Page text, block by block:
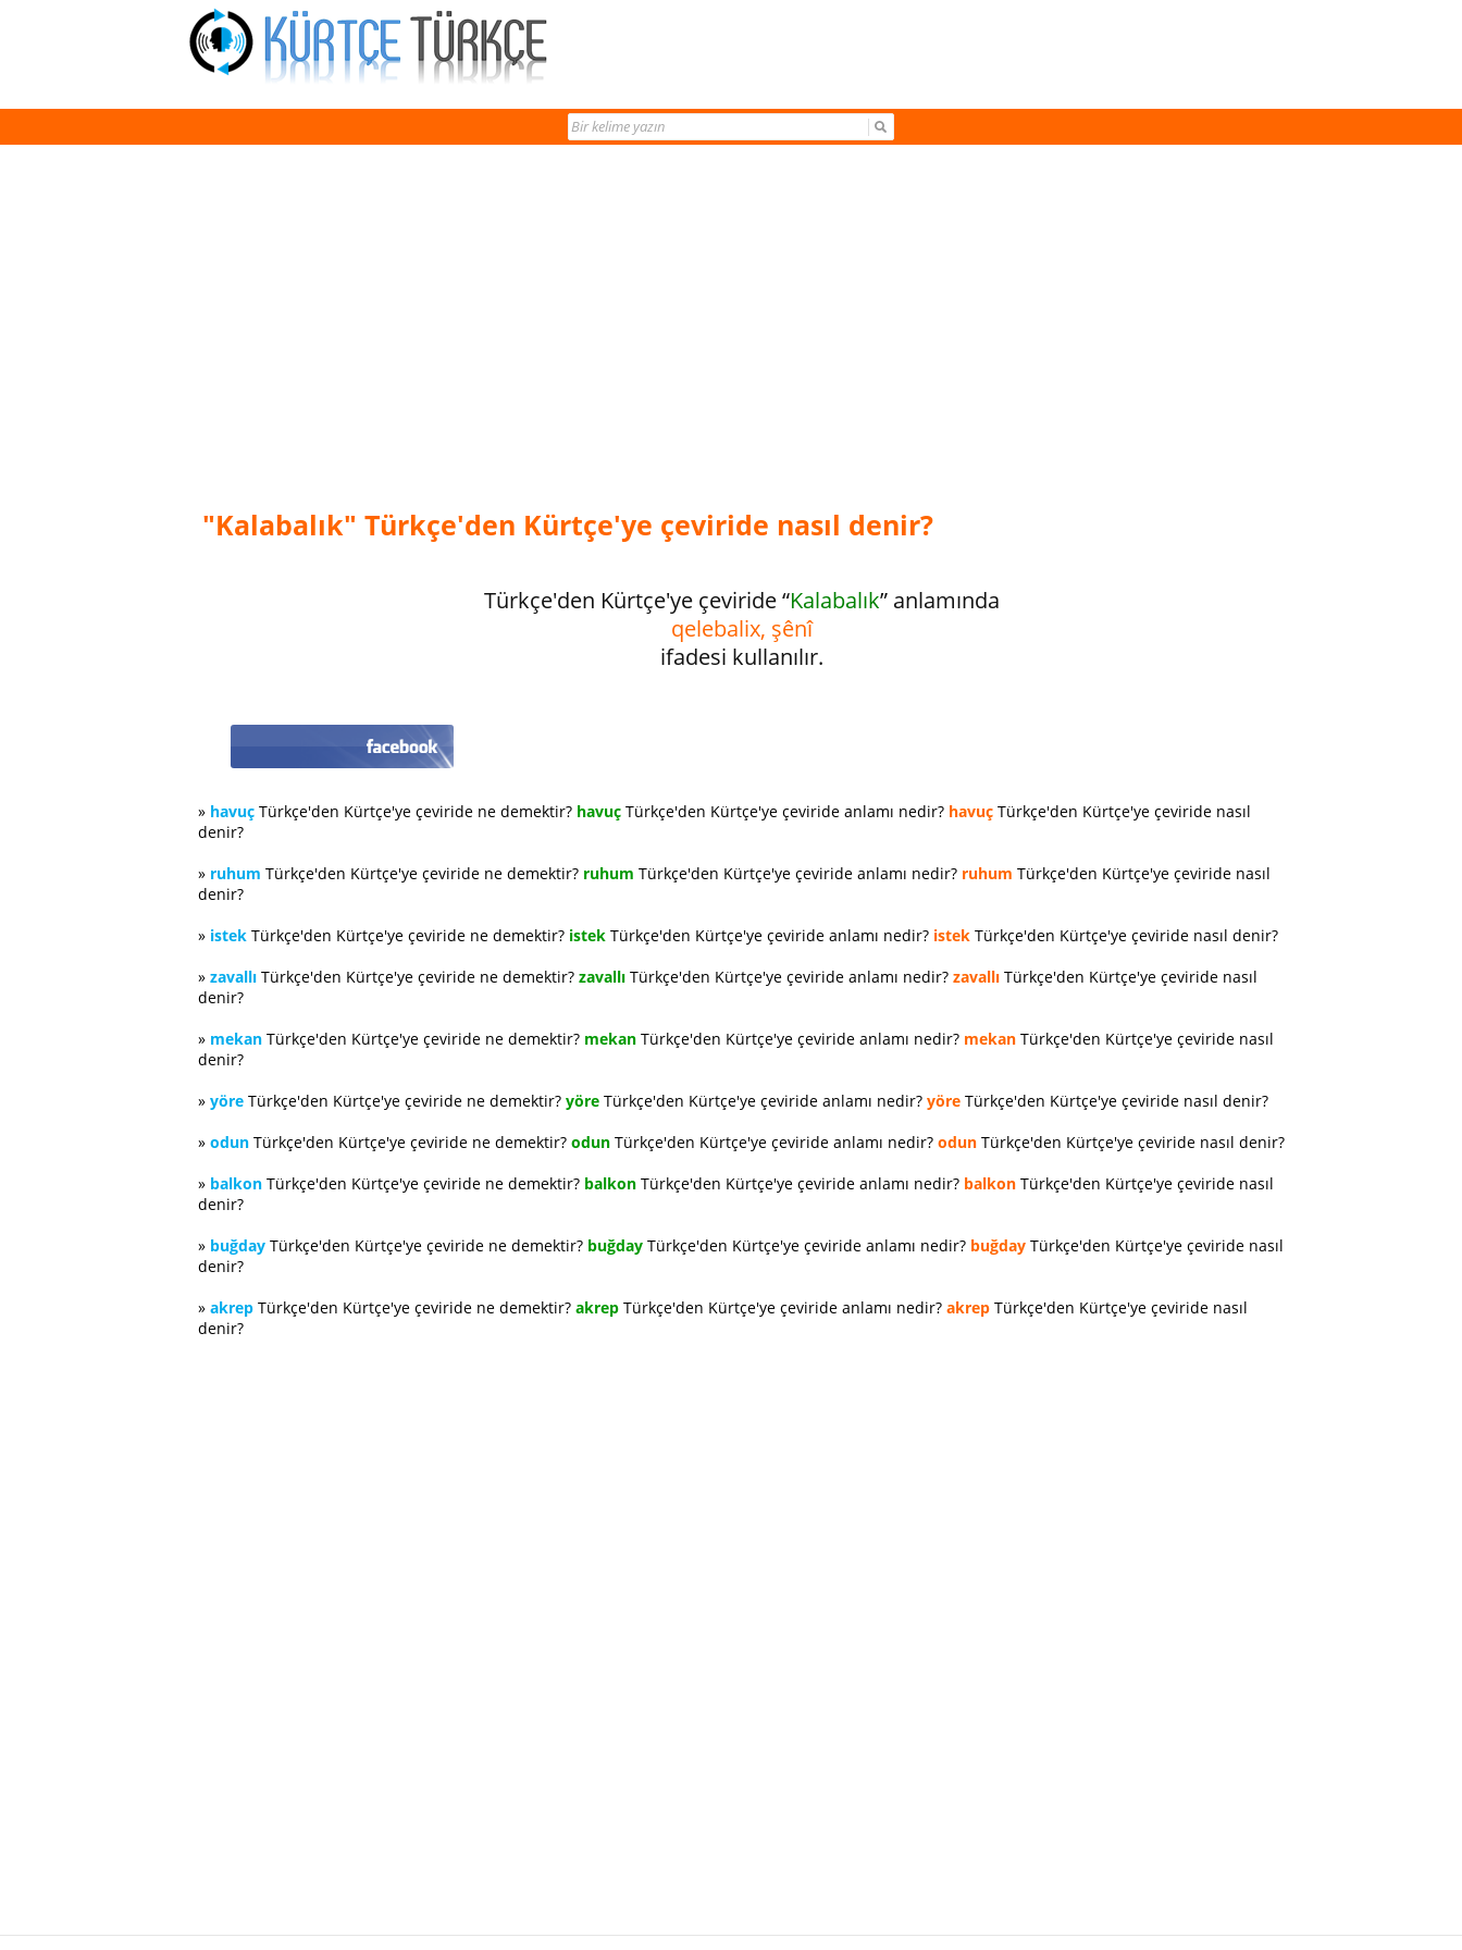
"Kalabalık" Türkçe'den Kürtçe'ye çeviride nasıl denir?
Türkçe'den Kürtçe'ye çeviride “Kalabalık” anlamında
qelebalix, şênî
ifadesi kullanılır.
» havuç Türkçe'den Kürtçe'ye çeviride ne demektir? havuç Türkçe'den Kürtçe'ye çeviride anlamı nedir? havuç Türkçe'den Kürtçe'ye çeviride nasıl
denir?
» ruhum Türkçe'den Kürtçe'ye çeviride ne demektir? ruhum Türkçe'den Kürtçe'ye çeviride anlamı nedir? ruhum Türkçe'den Kürtçe'ye çeviride nasıl
denir?
» istek Türkçe'den Kürtçe'ye çeviride ne demektir? istek Türkçe'den Kürtçe'ye çeviride anlamı nedir? istek Türkçe'den Kürtçe'ye çeviride nasıl denir?
» zavallı Türkçe'den Kürtçe'ye çeviride ne demektir? zavallı Türkçe'den Kürtçe'ye çeviride anlamı nedir? zavallı Türkçe'den Kürtçe'ye çeviride nasıl
denir?
» mekan Türkçe'den Kürtçe'ye çeviride ne demektir? mekan Türkçe'den Kürtçe'ye çeviride anlamı nedir? mekan Türkçe'den Kürtçe'ye çeviride nasıl
denir?
» yöre Türkçe'den Kürtçe'ye çeviride ne demektir? yöre Türkçe'den Kürtçe'ye çeviride anlamı nedir? yöre Türkçe'den Kürtçe'ye çeviride nasıl denir?
» odun Türkçe'den Kürtçe'ye çeviride ne demektir? odun Türkçe'den Kürtçe'ye çeviride anlamı nedir? odun Türkçe'den Kürtçe'ye çeviride nasıl denir?
» balkon Türkçe'den Kürtçe'ye çeviride ne demektir? balkon Türkçe'den Kürtçe'ye çeviride anlamı nedir? balkon Türkçe'den Kürtçe'ye çeviride nasıl
denir?
» buğday Türkçe'den Kürtçe'ye çeviride ne demektir? buğday Türkçe'den Kürtçe'ye çeviride anlamı nedir? buğday Türkçe'den Kürtçe'ye çeviride nasıl
denir?
» akrep Türkçe'den Kürtçe'ye çeviride ne demektir? akrep Türkçe'den Kürtçe'ye çeviride anlamı nedir? akrep Türkçe'den Kürtçe'ye çeviride nasıl
denir?